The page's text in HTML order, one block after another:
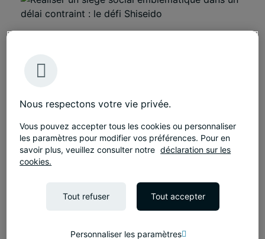
À la une
Réaliser un siège social emblématique dans un
délai contraint : le défi Shiseido
Découvrez l'aménagement du siège français
Nous respectons votre vie privée.
Vous pouvez accepter tous les cookies ou personnaliser
les paramètres pour modifier vos préférences. Pour en
savoir plus, veuillez consulter notre déclaration sur les
cookies.
Tout refuser Tout accepter
Personnaliser les paramètres